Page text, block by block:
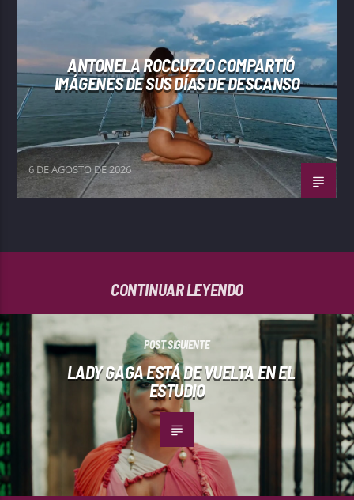
ANTONELA ROCCUZZO COMPARTIÓ
IMÁGENES DE SUS DÍAS DE DESCANSO
6 DE AGOSTO DE 2026
CONTINUAR LEYENDO
POST SIGUIENTE
LADY GAGA ESTÁ DE VUELTA EN EL
ESTUDIO